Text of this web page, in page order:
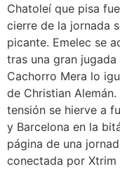
Chatoleí que pisa
cierre de la jornada
picante. Emelec se
tras una gran
Cachorro Mera lo
de Christian
tensión se hierve a
y Barcelona en la
página de una
conectada por